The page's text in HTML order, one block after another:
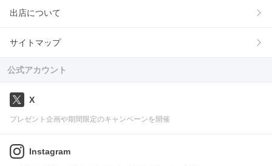
出店について
サイトマップ
公式アカウント
X
プレゼント企画や期間限定のキャンペーンを開催
Instagram